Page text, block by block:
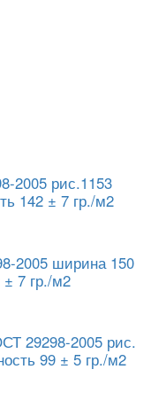
2005 рис.1153
142 ± 7 гр./м2
2005 ширина 150
7 гр./м2
29298-2005 рис.
99 ± 5 гр./м2